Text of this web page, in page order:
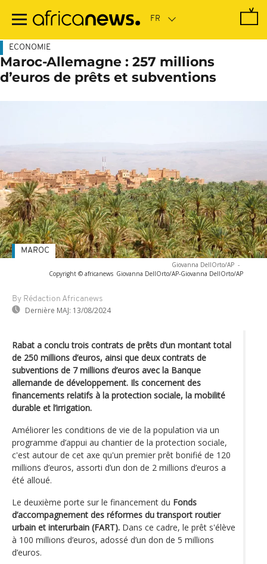
contenu
ECONOMIE
Maroc-Allemagne : 257 millions
d’euros de prêts et subventions
Giovanna DellOrto/AP -
Copyright © africanews Giovanna DellOrto/AP-Giovanna DellOrto/AP
By Rédaction Africanews
Dernière MAJ: 13/08/2024
MAROC
Rabat a conclu trois contrats de prêts d’un montant total
de 250 millions d’euros, ainsi que deux contrats de
subventions de 7 millions d’euros avec la Banque
allemande de développement. Ils concernent des
financements relatifs à la protection sociale, la mobilité
durable et l’irrigation.
Améliorer les conditions de vie de la population via un
programme d’appui au chantier de la protection sociale,
c'est autour de cet axe qu'un premier prêt bonifié de 120
millions d’euros, assorti d’un don de 2 millions d’euros a
été alloué.
Le deuxième porte sur le financement du Fonds
d’accompagnement des réformes du transport routier
urbain et interurbain (FART). Dans ce cadre, le prêt s'élève
à 100 millions d’euros, adossé d’un don de 5 millions
d’euros.